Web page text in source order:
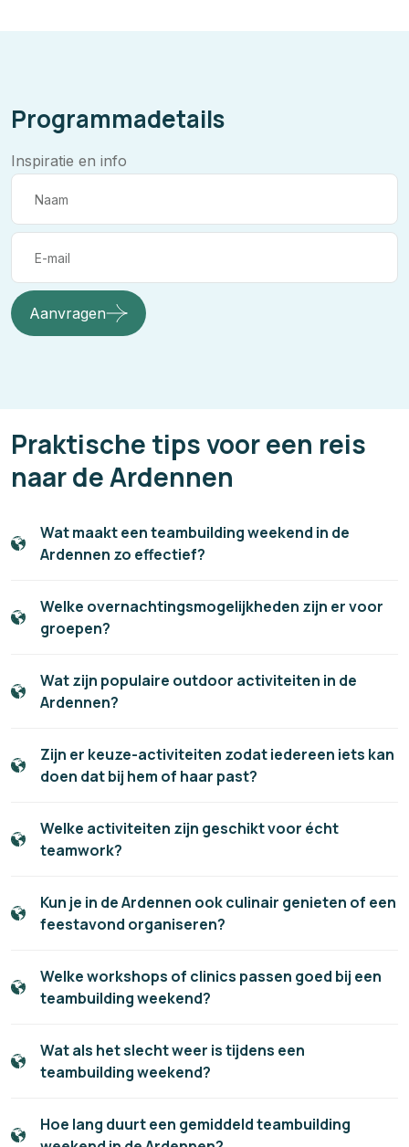
Programmadetails
Inspiratie en info
Aanvragen
Praktische tips voor een reis
naar de Ardennen
Wat maakt een teambuilding weekend in de
Ardennen zo effectief?
Welke overnachtingsmogelijkheden zijn er voor
groepen?
Wat zijn populaire outdoor activiteiten in de
Ardennen?
Zijn er keuze-activiteiten zodat iedereen iets kan
doen dat bij hem of haar past?
Welke activiteiten zijn geschikt voor écht
teamwork?
Kun je in de Ardennen ook culinair genieten of een
feestavond organiseren?
Welke workshops of clinics passen goed bij een
teambuilding weekend?
Wat als het slecht weer is tijdens een
teambuilding weekend?
Hoe lang duurt een gemiddeld teambuilding